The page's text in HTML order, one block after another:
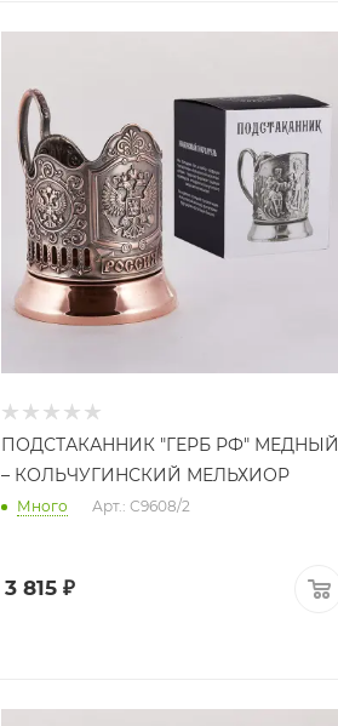
ПОДСТАКАННИК "ГЕРБ РФ" МЕДНЫЙ
– КОЛЬЧУГИНСКИЙ МЕЛЬХИОР
Много Арт.: С9608/2
3 815 ₽